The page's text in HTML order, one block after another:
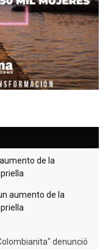
de la
denunció